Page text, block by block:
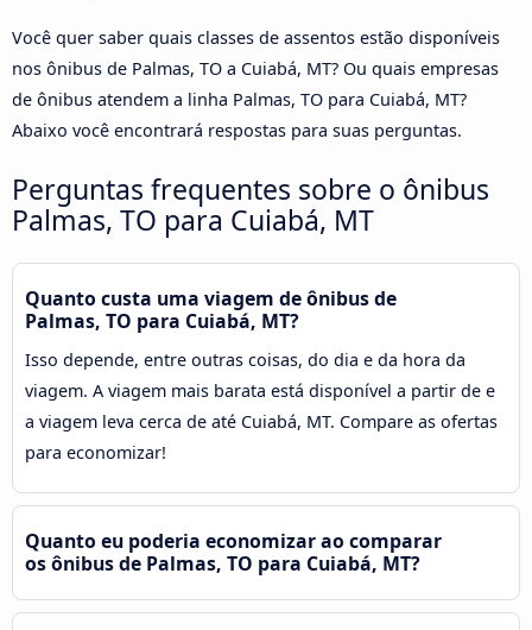
Você quer saber quais classes de assentos estão disponíveis
nos ônibus de Palmas, TO a Cuiabá, MT? Ou quais empresas
de ônibus atendem a linha Palmas, TO para Cuiabá, MT?
Abaixo você encontrará respostas para suas perguntas.
Perguntas frequentes sobre o ônibus
Palmas, TO para Cuiabá, MT
Quanto custa uma viagem de ônibus de
Palmas, TO para Cuiabá, MT?
Isso depende, entre outras coisas, do dia e da hora da
viagem. A viagem mais barata está disponível a partir de e
a viagem leva cerca de até Cuiabá, MT. Compare as ofertas
para economizar!
Quanto eu poderia economizar ao comparar
os ônibus de Palmas, TO para Cuiabá, MT?